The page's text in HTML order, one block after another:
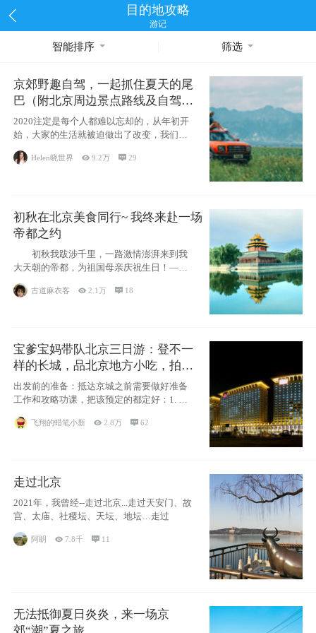
目的地攻略
游记
智能排序 筛选
京郊野趣自驾，一起抓住夏天的尾
巴（附北京周边景点路线及自驾攻
略）
2020注定是每个人都难以忘却的，从年初开
始，大家的生活就被迫做出了改变，我们也
不例外。本来双双辞职是为
Helen晓世界 9.2万 29
初秋在北京美食同行~ 我终来赴一场
帝都之约
初秋我跋涉千里，一路激情澎湃来到我
大天朝的帝都，为祖国母亲庆祝生日！——
古道麻衣客 2.1万  18
宝爹宝妈带队北京三日游：登不一
样的长城，品北京地方小吃，拍盘
古七星夜景！
出发前的准备：抵达京城之前需要做好准备
工作和攻略功课，把该预定的都定好：1. 酒
飞翔的蜡笔小新 2.8万 62
走过北京
2021年，我曾经--走过北京...走过天安门、故
宫、太庙、社稷坛、天坛、地坛…走过
阿眀 7.8千  11
无法抵御夏日炎炎，来一场京